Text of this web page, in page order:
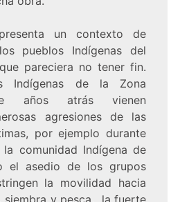
un contexto de
pueblos Indígenas del
pareciera no tener fin.
Indígenas de la Zona
años atrás vienen
agresiones de las
por ejemplo durante
comunidad Indígena de
el asedio de los grupos
la movilidad hacia